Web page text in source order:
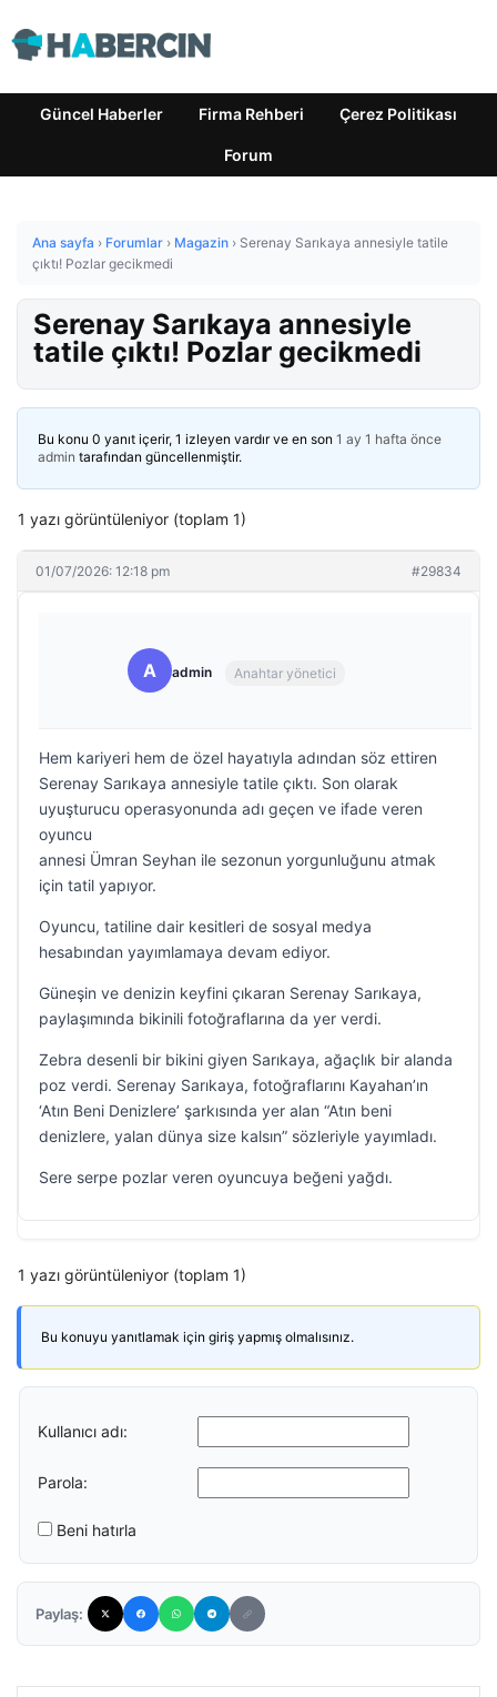
Güncel Haberler Firma Rehberi Çerez Politikası
Forum
Ana sayfa › Forumlar › Magazin › Serenay Sarıkaya annesiyle tatile
çıktı! Pozlar gecikmedi
Serenay Sarıkaya annesiyle
tatile çıktı! Pozlar gecikmedi
Bu konu 0 yanıt içerir, 1 izleyen vardır ve en son 1 ay 1 hafta önce
admin tarafından güncellenmiştir.
1 yazı görüntüleniyor (toplam 1)
01/07/2026: 12:18 pm #29834
A admin Anahtar yönetici
Hem kariyeri hem de özel hayatıyla adından söz ettiren
Serenay Sarıkaya annesiyle tatile çıktı. Son olarak
uyuşturucu operasyonunda adı geçen ve ifade veren
oyuncu
annesi Ümran Seyhan ile sezonun yorgunluğunu atmak
için tatil yapıyor.
Oyuncu, tatiline dair kesitleri de sosyal medya
hesabından yayımlamaya devam ediyor.
Güneşin ve denizin keyfini çıkaran Serenay Sarıkaya,
paylaşımında bikinili fotoğraflarına da yer verdi.
Zebra desenli bir bikini giyen Sarıkaya, ağaçlık bir alanda
poz verdi. Serenay Sarıkaya, fotoğraflarını Kayahan’ın
‘Atın Beni Denizlere’ şarkısında yer alan “Atın beni
denizlere, yalan dünya size kalsın” sözleriyle yayımladı.
Sere serpe pozlar veren oyuncuya beğeni yağdı.
1 yazı görüntüleniyor (toplam 1)
Bu konuyu yanıtlamak için giriş yapmış olmalısınız.
Kullanıcı adı:
Parola:
Beni hatırla
Paylaş: